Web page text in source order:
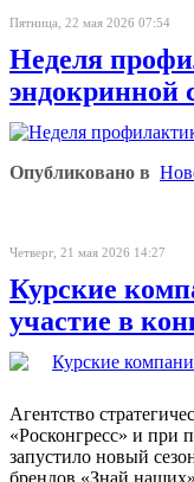
Пятница, 22 мая 2026 07:54
Неделя
эндокринной
Опубликовано в
Четверг, 21 мая 2026 14:27
Курские
участие в
Агентство
«Росконгресс» и при
запустило новый
брендов «Знай